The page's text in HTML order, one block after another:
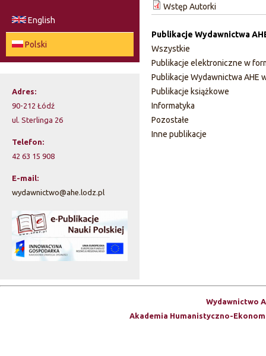
Wstęp Autorki
Publikacje Wydawnictwa
Wszystkie
Publikacje elektroniczne w
Publikacje Wydawnictwa AHE
Publikacje książkowe
Informatyka
Pozostałe
Inne publikacje
m
u
a
w
k
English
Polski
Adres:
90-212 Łódź
ul. Sterlinga 26
Telefon:
42 63 15 908
E-mail:
wydawnictwo@ahe.lodz.pl
Wydawnictwo
Akademia Humanistyczno-